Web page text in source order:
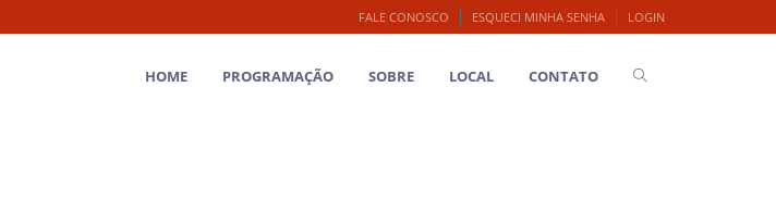
FALE CONOSCO ESQUECI MINHA SENHA LOGIN
HOME PROGRAMAÇÃO SOBRE LOCAL CONTATO